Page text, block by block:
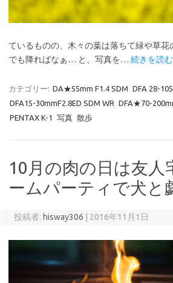
ているものの、木々の葉は落ちて緑や草
でも降ればなぁ… と、写真を… 続きを読
カテゴリー: DA★55mm F1.4 SDM DFA 28-
DFA15-30mmF2.8ED SDM WR DFA★70-
PENTAX K-1
写真 散歩
10月の肉の日は友人
ームパーティで犬と
投稿者: hisway306 2016年11月1日